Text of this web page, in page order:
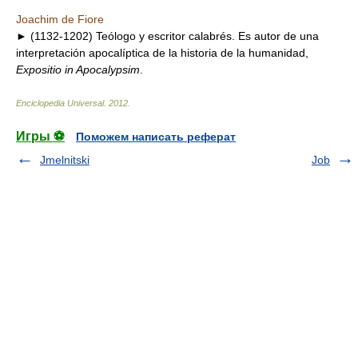
Joachim de Fiore
► (1132-1202) Teólogo y escritor calabrés. Es autor de una
interpretación apocalíptica de la historia de la humanidad,
Expositio in Apocalypsim
Enciclopedia Universal. 2012
Игры ⚽
Поможем написать реферат
Jmelnitski
Job